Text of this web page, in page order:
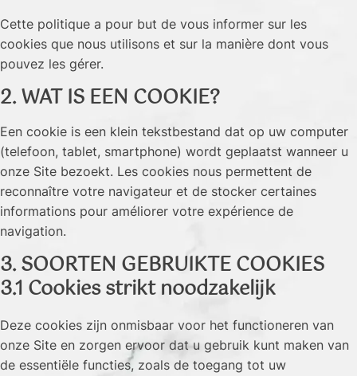
Cette politique a pour but de vous informer sur les
cookies que nous utilisons et sur la manière dont vous
pouvez les gérer.
2. WAT IS EEN COOKIE?
Een cookie is een klein tekstbestand dat op uw computer
(telefoon, tablet, smartphone) wordt geplaatst wanneer u
onze Site bezoekt. Les cookies nous permettent de
reconnaître votre navigateur et de stocker certaines
informations pour améliorer votre expérience de
navigation.
3. SOORTEN GEBRUIKTE COOKIES
3.1 Cookies strikt noodzakelijk
Deze cookies zijn onmisbaar voor het functioneren van
onze Site en zorgen ervoor dat u gebruik kunt maken van
de essentiële functies, zoals de toegang tot uw